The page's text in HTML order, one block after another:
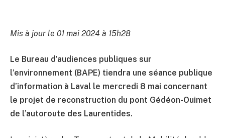
Mis à jour le 01 mai 2024 à 15h28
Le Bureau d’audiences publiques sur
l’environnement (BAPE) tiendra une séance publique
d’information à Laval le mercredi 8 mai concernant
le projet de reconstruction du pont Gédéon-Ouimet
de l’autoroute des Laurentides.